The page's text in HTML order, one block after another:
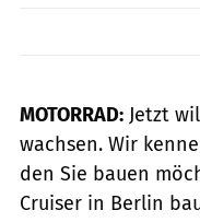
MOTORRAD: Jetzt
wachsen. Wir
den Sie bauen
Cruiser in Berlin